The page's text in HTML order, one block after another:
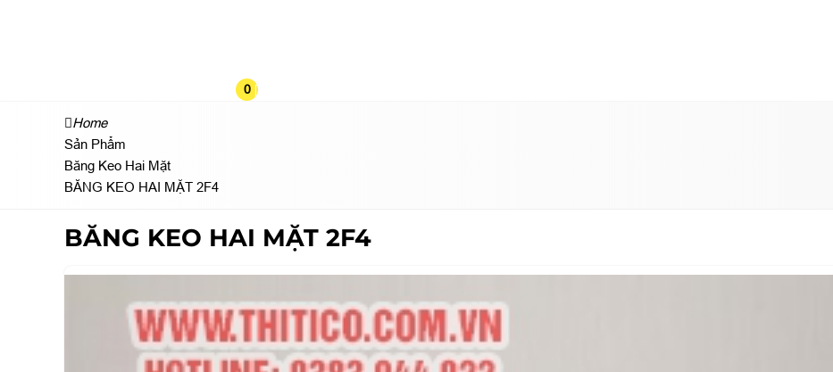
0
Home
Sản Phẩm
Băng Keo Hai Mặt
BĂNG KEO HAI MẶT 2F4
BĂNG KEO HAI MẶT 2F4